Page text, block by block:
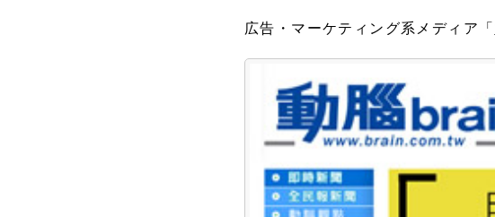
広告・マーケティング系メディア「